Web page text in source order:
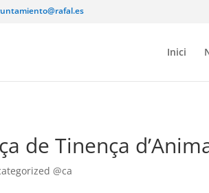
Inici
de Tinença
@ca